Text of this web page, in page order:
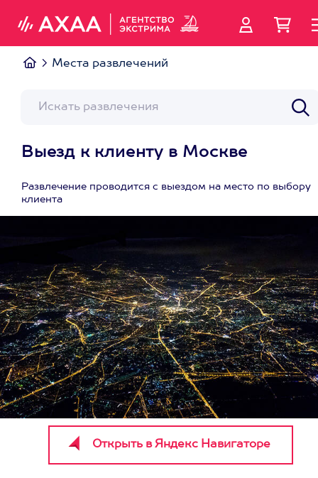
Места развлечений
Выезд к клиенту в Москве
Развлечение проводится с выездом на место по выбору
клиента